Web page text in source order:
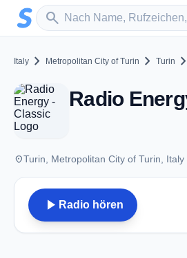
Zum Hauptinhalt springen
search
Sender suchen
Italy chevron_right Metropolitan City of Turin chevron_right Turin chevron_right
placeTurin, Metropolitan City of Turin, Italy
play_arrow Radio hören